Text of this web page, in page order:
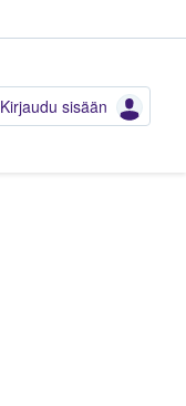
Kirjaudu sisään